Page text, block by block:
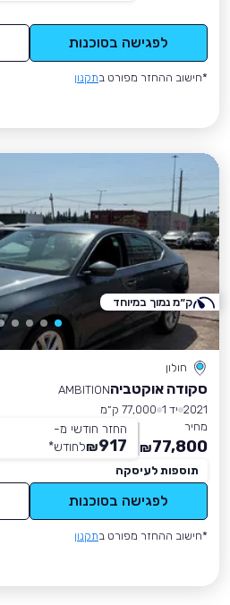
לפגישה בסוכנות
*חישוב ההחזר מפורט בתקנון
חולון
סקודה אוקטביהAMBITION
2021 יד 1
77,000 ק״מ
מחיר
77,800
₪
החזר חודשי מ-
917
₪לחודש*
תוספות לעיסקה
לפגישה בסוכנות
*חישוב ההחזר מפורט בתקנון
ק״מ נמוך במיוחד